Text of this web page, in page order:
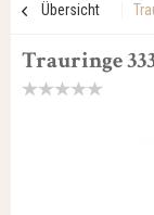
Übersicht
Trauringe